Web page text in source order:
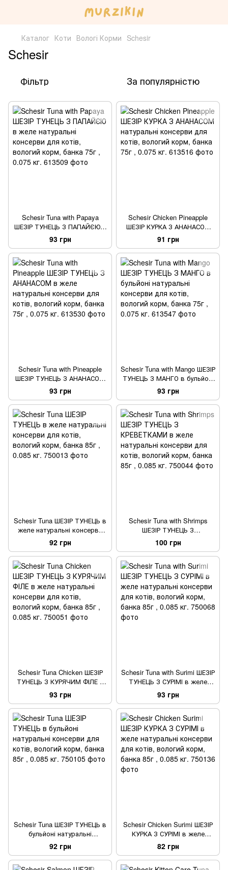
Каталог Коти Вологі Корми Schesir
Schesir
Фільтр За популярністю
Schesir Tuna with Papaya
ШЕЗІР ТУНЕЦЬ З ПАПАЙЄЮ в
желе натуральні консерви
для котів, вологий корм,
банка 75г , 0.075 кг.
93 грн
Schesir Chicken Pineapple
ШЕЗІР КУРКА З АНАНАСОМ
натуральні консерви для
котів, вологий корм, банка
75г , 0.075 кг.
91 грн
Schesir Tuna with Pineapple
ШЕЗІР ТУНЕЦЬ З АНАНАСОМ
в желе натуральні консерви
для котів, вологий корм,
банка 75г , 0.075 кг.
93 грн
Schesir Tuna with Mango ШЕЗІР
ТУНЕЦЬ З МАНГО в бульйоні
натуральні консерви для
котів, вологий корм, банка
75г , 0.075 кг.
93 грн
Schesir Tuna ШЕЗІР ТУНЕЦЬ в
желе натуральні консерви
для котів, вологий корм,
банка 85г , 0.085 кг.
92 грн
Schesir Tuna with Shrimps
ШЕЗІР ТУНЕЦЬ З
КРЕВЕТКАМИ в желе
натуральні консерви для
котів, вологий корм, банка
85г , 0.085 кг.
100 грн
Schesir Tuna Chicken ШЕЗІР
ТУНЕЦЬ З КУРЯЧИМ ФІЛЕ в
желе натуральні консерви
для котів, вологий корм,
банка 85г , 0.085 кг.
93 грн
Schesir Tuna with Surimi ШЕЗІР
ТУНЕЦЬ З СУРІМІ в желе
натуральні консерви для
котів, вологий корм, банка
85г , 0.085 кг.
93 грн
Schesir Tuna ШЕЗІР ТУНЕЦЬ в
бульйоні натуральні
консерви для котів, вологий
корм, банка 85г , 0.085 кг.
92 грн
Schesir Chicken Surimi ШЕЗІР
КУРКА З СУРІМІ в желе
натуральні консерви для
котів, вологий корм, банка
85г , 0.085 кг.
82 грн